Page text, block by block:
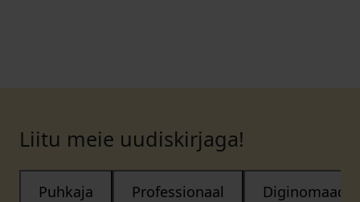
Liitu meie uudiskirjaga!
Puhkaja Professionaal Diginomaad